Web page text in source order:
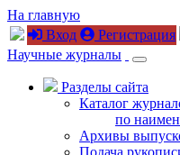
На главную
Вход
Регистрация
Научные журналы
Разделы сайта
Каталог
по
Архивы
Подача